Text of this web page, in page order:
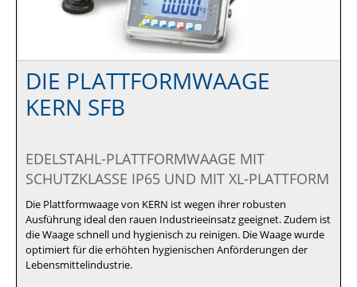
DIE PLATTFORMWAAGE
KERN SFB
EDELSTAHL-PLATTFORMWAAGE MIT
SCHUTZKLASSE IP65 UND MIT XL-PLATTFORM
Die Plattformwaage von KERN ist wegen ihrer robusten
Ausführung ideal den rauen Industrieeinsatz geeignet. Zudem ist
die Waage schnell und hygienisch zu reinigen. Die Waage wurde
optimiert für die erhöhten hygienischen Anförderungen der
Lebensmittelindustrie.